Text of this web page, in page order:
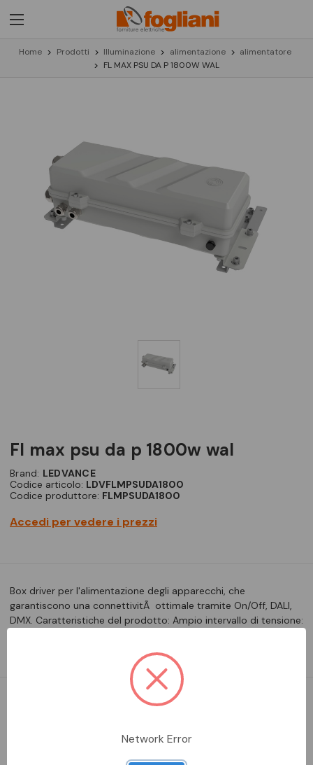
Home Prodotti Illuminazione alimentazione
alimentatore
FL MAX PSU DA P 1800W WAL
fl max psu da p 1800w wal
Brand: LEDVANCE
Codice articolo: LDVFLMPSUDA1800
Codice produttore: FLMPSUDA1800
Accedi per vedere i prezzi
Box driver per l'alimentazione degli apparecchi, che
garantiscono una connettivitÃ ottimale tramite On/Off, DALI,
DMX. Caratteristiche del prodotto: Ampio intervallo di tensione:
Network Error